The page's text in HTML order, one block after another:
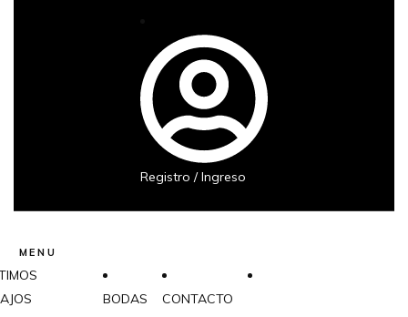
Registro / Ingreso
MENU
BODAS CONTACTO